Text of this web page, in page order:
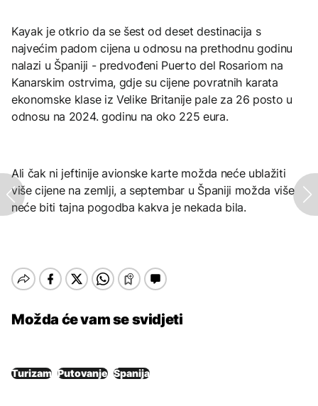
Kayak je otkrio da se šest od deset destinacija s
najvećim padom cijena u odnosu na prethodnu godinu
nalazi u Španiji - predvođeni Puerto del Rosariom na
Kanarskim ostrvima, gdje su cijene povratnih karata
ekonomske klase iz Velike Britanije pale za 26 posto u
odnosu na 2024. godinu na oko 225 eura.
Ali čak ni jeftinije avionske karte možda neće ublažiti
više cijene na zemlji, a septembar u Španiji možda više
neće biti tajna pogodba kakva je nekada bila.
Možda će vam se svidjeti
Turizam Putovanje Španija